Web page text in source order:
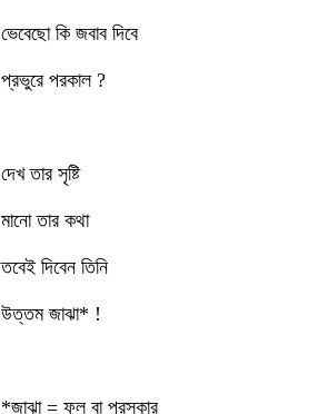
ভেবেছো কি জবাব দিবে
প্রভুরে পরকাল ?
দেখ তার সৃষ্টি
মানো তার কথা
তবেই দিবেন তিনি
উত্তম জাঝা* !
*জাঝা = ফল বা পুরস্কার